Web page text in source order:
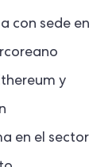
con sede en
y
en el sector